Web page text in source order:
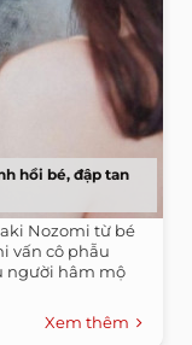
hồi bé, đập tan
Nozomi từ bé
vấn cô phẫu
người hâm mộ
Xem thêm